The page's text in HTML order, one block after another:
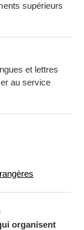
supérieurs
et lettres
au service
organisent